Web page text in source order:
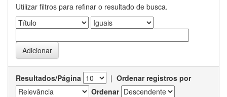
Utilizar filtros para refinar o resultado de busca.
Resultados/Página | Ordenar registros por
Ordenar